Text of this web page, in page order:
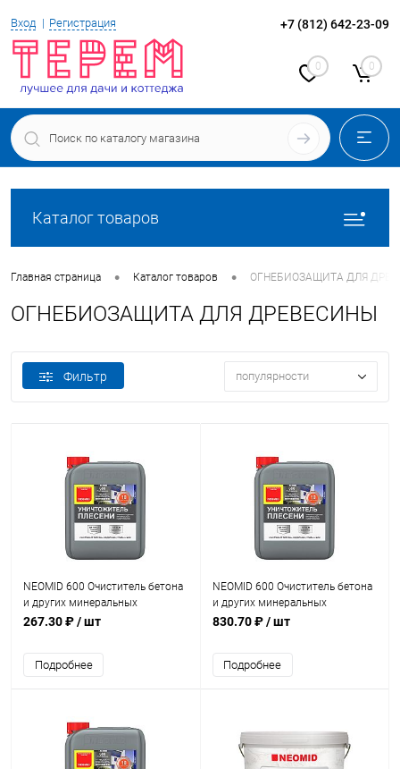
Вход Регистрация +7 (812) 642-23-09
0 0
Каталог товаров
Главная страница • Каталог товаров • ОГНЕБИОЗАЩИТА ДЛЯ
ОГНЕБИОЗАЩИТА ДЛЯ ДРЕВЕСИНЫ
Фильтр популярности
NEOMID 600 Очиститель бетона
и других минеральных
поверхностей (1кг)
267.30 ₽/ шт
Подробнее
NEOMID 600 Очиститель бетона
и других минеральных
поверхностей (5кг)
830.70 ₽/ шт
Подробнее